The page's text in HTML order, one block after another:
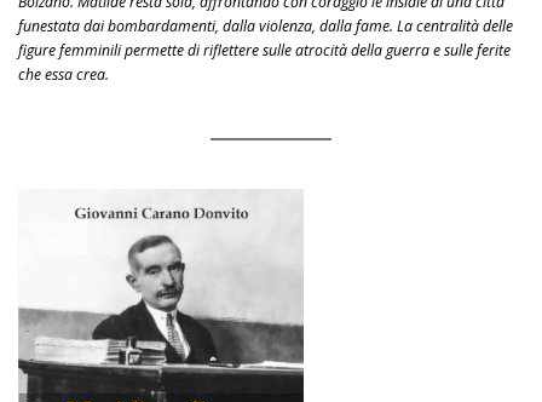
funestata dai bombardamenti, dalla violenza, dalla fame. La centralità delle
figure femminili permette di riflettere sulle atrocità della guerra e sulle ferite
che essa crea.